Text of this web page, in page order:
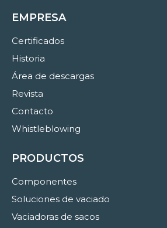
EMPRESA
Certificados
Historia
Área de descargas
Revista
Contacto
Whistleblowing
PRODUCTOS
Componentes
Soluciones de vaciado
Vaciadoras de sacos